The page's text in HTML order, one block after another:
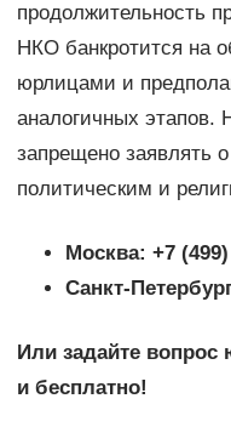
продолжительность
НКО банкротится на
юрлицами и
аналогичных
запрещено заявлять
политическим и
Москва: +7 (499)
Санкт-
Или задайте вопрос
и бесплатно!